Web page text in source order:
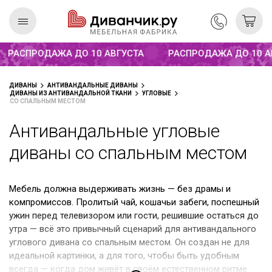
Распродажа до 10 августа
ДО 10 АВГУСТА
РАСПРОДАЖА ДО 10
ДИВАНЫ
АНТИВАНДАЛЬНЫЕ ДИВАНЫ
ДИВАНЫ ИЗ АНТИВАНДАЛЬНОЙ ТКАНИ
УГЛОВЫЕ
СО СПАЛЬНЫМ МЕСТОМ
Антивандальные угловые
диваны со спальным местом
Мебель должна выдерживать жизнь — без драмы и
компромиссов. Пролитый чай, кошачьи забеги, поспешный
ужин перед телевизором или гости, решившие остаться до
утра — всё это привычный сценарий для антивандального
углового дивана со спальным местом. Он создан не для
идеальной картинки, а для того, чтобы быть удобным
всегда — когда дом живёт в своём естественном ритме.
коллекция